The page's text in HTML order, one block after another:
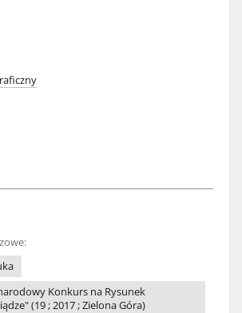
Konkurs na Rysunek
(19 ; 2017 ; Zielona Góra)